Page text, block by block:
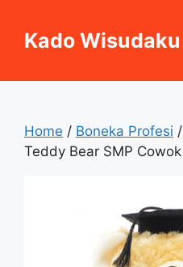
contentKado Wisudaku
Home / Boneka Profesi /
Teddy Bear SMP Cowok